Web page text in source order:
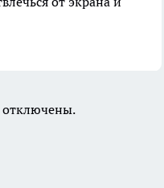
отключены.